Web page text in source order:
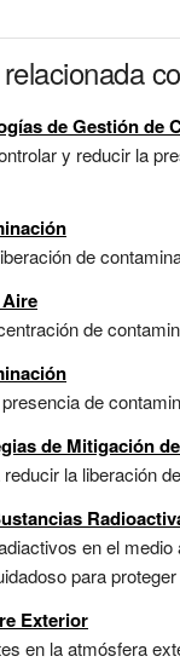
de Gestión de
y reducir la
de
de
de
de Mitigación
la liberación
en el
para
Exterior
en la atmósfera